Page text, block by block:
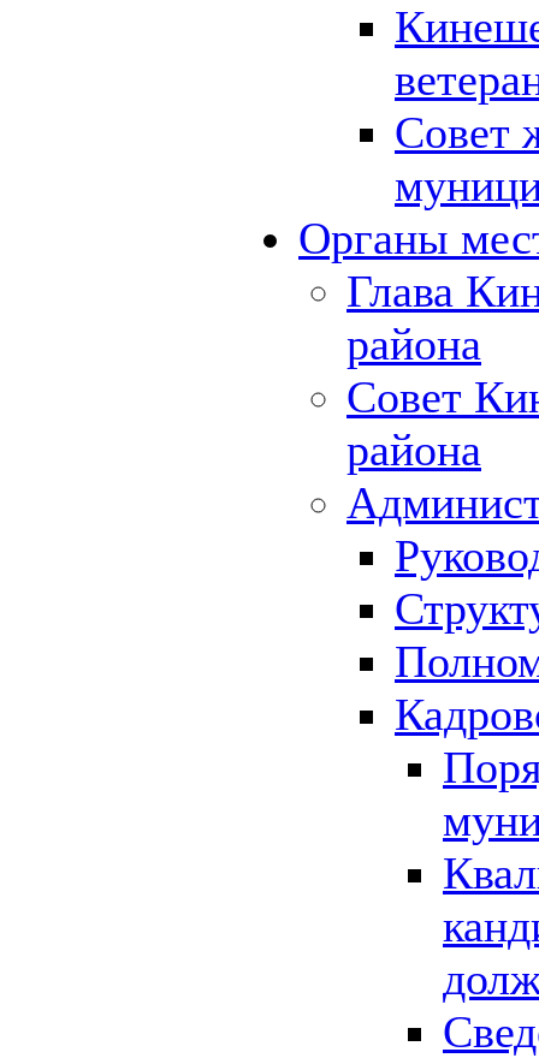
Совет
Органы
Глава
района
Совет
района